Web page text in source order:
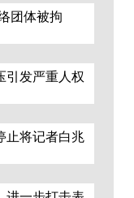
团体被拘
引发严重人权
止将记者白兆